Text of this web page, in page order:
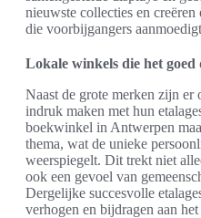
nieuwste collecties en
die voorbijgangers
Lokale winkels die het goed
Naast de grote merken zijn
indruk maken met hun
boekwinkel in Antwerpen
thema, wat de unieke
weerspiegelt. Dit trekt niet
ook een gevoel van
Dergelijke succesvolle
verhogen en bijdragen aan